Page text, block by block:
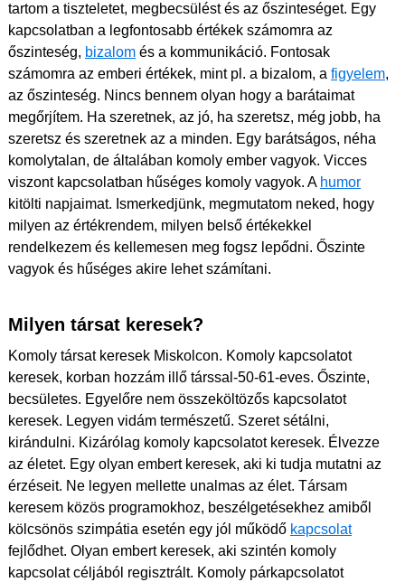
tartom a tiszteletet, megbecsülést és az őszinteséget. Egy
kapcsolatban a legfontosabb értékek számomra az
őszinteség, bizalom és a kommunikáció. Fontosak
számomra az emberi értékek, mint pl. a bizalom, a figyelem,
az őszinteség. Nincs bennem olyan hogy a barátaimat
megőrjítem. Ha szeretnek, az jó, ha szeretsz, még jobb, ha
szeretsz és szeretnek az a minden. Egy barátságos, néha
komolytalan, de általában komoly ember vagyok. Vicces
viszont kapcsolatban hűséges komoly vagyok. A humor
kitölti napjaimat. Ismerkedjünk, megmutatom neked, hogy
milyen az értékrendem, milyen belső értékekkel
rendelkezem és kellemesen meg fogsz lepődni. Őszinte
vagyok és hűséges akire lehet számítani.
Milyen társat keresek?
Komoly társat keresek Miskolcon. Komoly kapcsolatot
keresek, korban hozzám illő társsal-50-61-eves. Őszinte,
becsületes. Egyelőre nem összeköltözős kapcsolatot
keresek. Legyen vidám természetű. Szeret sétálni,
kirándulni. Kizárólag komoly kapcsolatot keresek. Élvezze
az életet. Egy olyan embert keresek, aki ki tudja mutatni az
érzéseit. Ne legyen mellette unalmas az élet. Társam
keresem közös programokhoz, beszélgetésekhez amiből
kölcsönös szimpátia esetén egy jól működő kapcsolat
fejlődhet. Olyan embert keresek, aki szintén komoly
kapcsolat céljából regisztrált. Komoly párkapcsolatot